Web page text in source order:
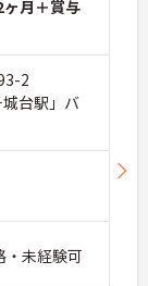
月＋賞与
2
台駅」バ
・未経験可